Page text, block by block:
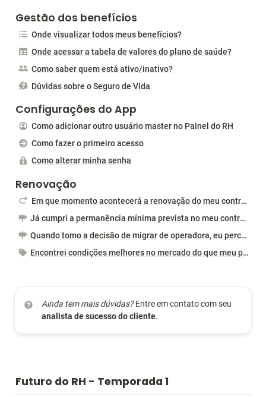
Gestão dos benefícios
Onde visualizar todos meus benefícios?
Onde acessar a tabela de valores do plano de saúde?
Como saber quem está ativo/inativo?
Dúvidas sobre o Seguro de Vida
Configurações do App
Como adicionar outro usuário master no Painel do RH
Como fazer o primeiro acesso
Como alterar minha senha
Renovação
Em que momento acontecerá a renovação do meu contrato?
Já cumpri a permanência mínima prevista no meu contrato. Devo aguardar novamente o mês da renovação para fazer uma possível migração de plano?
Quando tomo a decisão de migrar de operadora, eu perco minhas carências? Como ficam as carêncas na nova operadora?
Encontrei condições melhores no mercado do que meu plano atual. Devo migrar imediatamente?
Ainda tem mais dúvidas?
analista de sucesso do cliente.
Futuro do RH - Temporada 1